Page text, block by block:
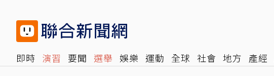
即時 演習 要聞 選舉 娛樂 運動 全球 社會 地方 產經